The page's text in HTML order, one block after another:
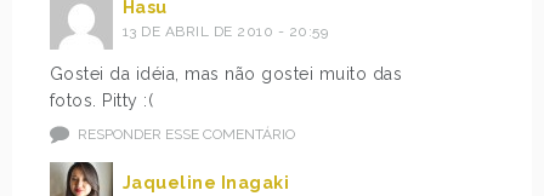
Hasu
13 DE ABRIL DE 2010 - 20:59
Gostei da idéia, mas não gostei muito das
fotos. Pitty :(
RESPONDER ESSE COMENTÁRIO
Jaqueline Inagaki